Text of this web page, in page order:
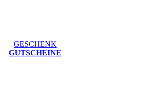
GESCHENK
GUTSCHEINE